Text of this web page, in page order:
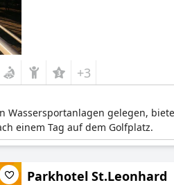
+3
Wassersportanlagen gelegen,
einem Tag auf dem Golfplatz.
Parkhotel St.Leonhard